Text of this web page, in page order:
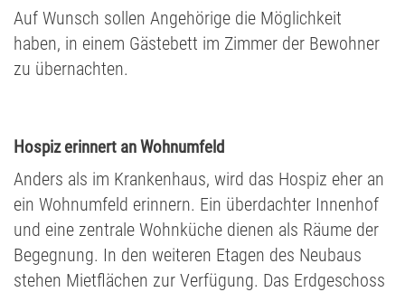
Auf Wunsch sollen Angehörige die Möglichkeit
haben, in einem Gästebett im Zimmer der Bewohner
zu übernachten.
Hospiz erinnert an Wohnumfeld
Anders als im Krankenhaus, wird das Hospiz eher an
ein Wohnumfeld erinnern. Ein überdachter Innenhof
und eine zentrale Wohnküche dienen als Räume der
Begegnung. In den weiteren Etagen des Neubaus
stehen Mietflächen zur Verfügung. Das Erdgeschoss